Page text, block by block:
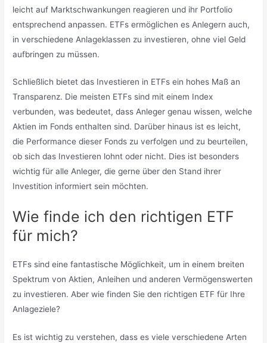
leicht auf Marktschwankungen reagieren und ihr Portfolio
entsprechend anpassen. ETFs ermöglichen es Anlegern auch,
in verschiedene Anlageklassen zu investieren, ohne viel Geld
aufbringen zu müssen.
Schließlich bietet das Investieren in ETFs ein hohes Maß an
Transparenz. Die meisten ETFs sind mit einem Index
verbunden, was bedeutet, dass Anleger genau wissen, welche
Aktien im Fonds enthalten sind. Darüber hinaus ist es leicht,
die Performance dieser Fonds zu verfolgen und zu beurteilen,
ob sich das Investieren lohnt oder nicht. Dies ist besonders
wichtig für alle Anleger, die gerne über den Stand ihrer
Investition informiert sein möchten.
Wie finde ich den richtigen ETF
für mich?
ETFs sind eine fantastische Möglichkeit, um in einem breiten
Spektrum von Aktien, Anleihen und anderen Vermögenswerten
zu investieren. Aber wie finden Sie den richtigen ETF für Ihre
Anlageziele?
Es ist wichtig zu verstehen, dass es viele verschiedene Arten